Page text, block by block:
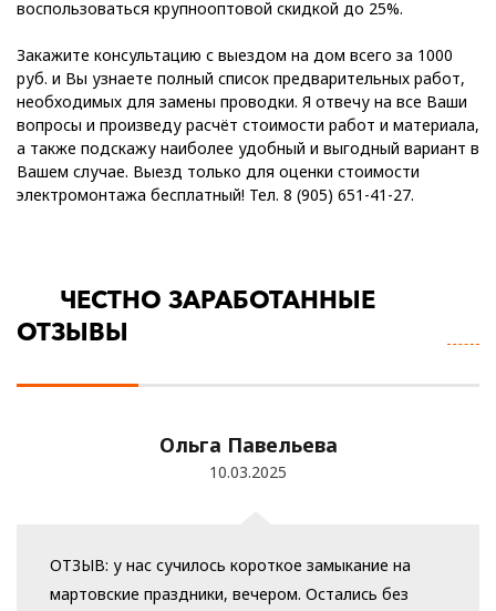
воспользоваться крупнооптовой скидкой до 25%.
Закажите консультацию с выездом на дом всего за 1000
руб. и Вы узнаете полный список предварительных работ,
необходимых для замены проводки. Я отвечу на все Ваши
вопросы и произведу расчёт стоимости работ и материала,
а также подскажу наиболее удобный и выгодный вариант в
Вашем случае. Выезд только для оценки стоимости
электромонтажа бесплатный! Тел. 8 (905) 651-41-27.
ЧЕСТНО ЗАРАБОТАННЫЕ
ОТЗЫВЫ
Ольга Павельева
10.03.2025
ОТЗЫВ: у нас сучилось короткое замыкание на
мартовские праздники, вечером. Остались без